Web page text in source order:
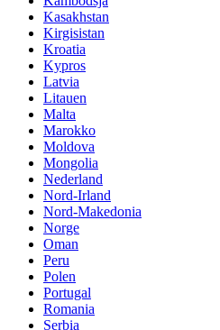
Kasakhstan
Kirgisistan
Kroatia
Kypros
Latvia
Litauen
Malta
Marokko
Moldova
Mongolia
Nederland
Nord-Irland
Nord-Makedonia
Norge
Oman
Peru
Polen
Portugal
Romania
Serbia